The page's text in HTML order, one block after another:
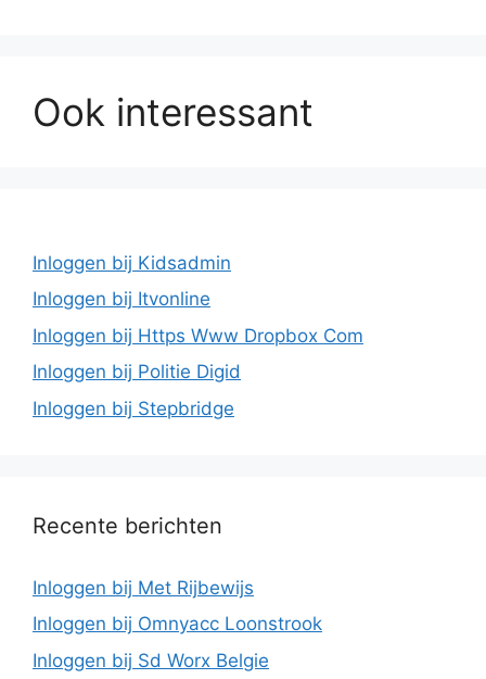
Ook interessant
Inloggen bij Kidsadmin
Inloggen bij Itvonline
Inloggen bij Https Www Dropbox Com
Inloggen bij Politie Digid
Inloggen bij Stepbridge
Recente berichten
Inloggen bij Met Rijbewijs
Inloggen bij Omnyacc Loonstrook
Inloggen bij Sd Worx Belgie